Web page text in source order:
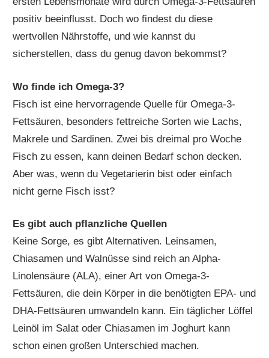
positiv beeinflusst. Doch wo findest du diese
wertvollen Nährstoffe, und wie kannst du
sicherstellen, dass du genug davon bekommst?
Wo finde ich Omega-3?
Fisch ist eine hervorragende Quelle für Omega-3-
Fettsäuren, besonders fettreiche Sorten wie Lachs,
Makrele und Sardinen. Zwei bis dreimal pro Woche
Fisch zu essen, kann deinen Bedarf schon decken.
Aber was, wenn du Vegetarierin bist oder einfach
nicht gerne Fisch isst?
Es gibt auch pflanzliche Quellen
Keine Sorge, es gibt Alternativen. Leinsamen,
Chiasamen und Walnüsse sind reich an Alpha-
Linolensäure (ALA), einer Art von Omega-3-
Fettsäuren, die dein Körper in die benötigten EPA- und
DHA-Fettsäuren umwandeln kann. Ein täglicher Löffel
Leinöl im Salat oder Chiasamen im Joghurt kann
schon einen großen Unterschied machen.